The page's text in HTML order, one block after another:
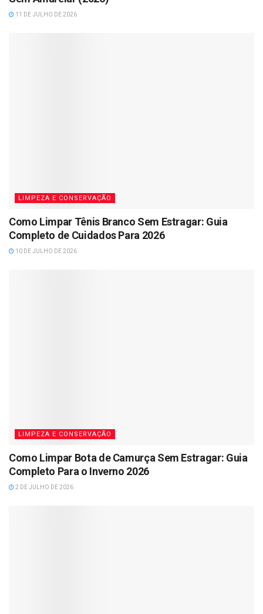
11 DE JULHO DE 2026
LIMPEZA E CONSERVAÇÃO
Como Limpar Tênis Branco Sem Estragar: Guia
Completo de Cuidados Para 2026
10 DE JULHO DE 2026
LIMPEZA E CONSERVAÇÃO
Como Limpar Bota de Camurça Sem Estragar: Guia
Completo Para o Inverno 2026
2 DE JULHO DE 2026